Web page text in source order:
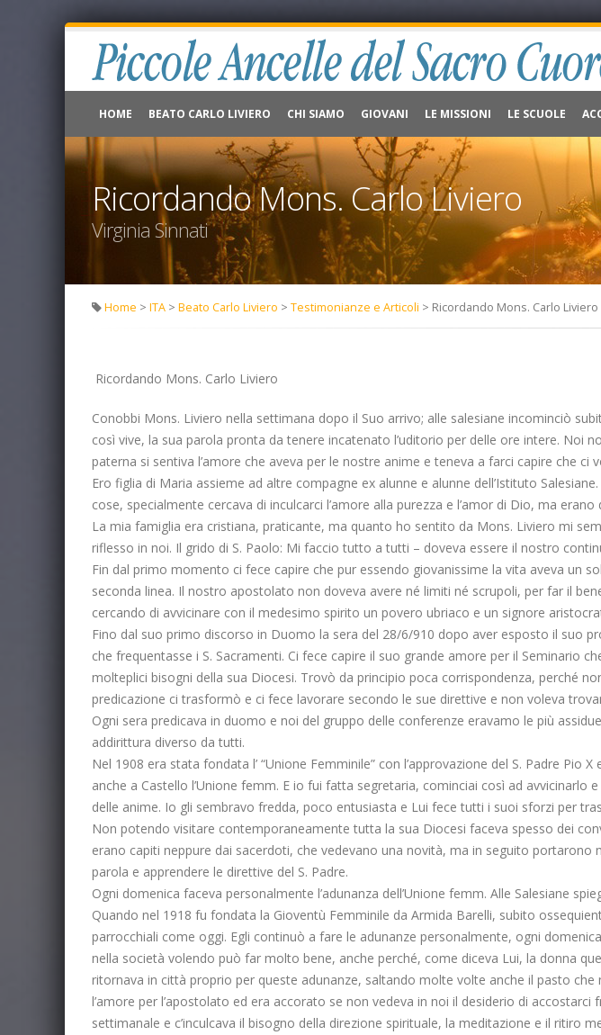
HOME BEATO CARLO LIVIERO CHI SIAMO GIOVANI LE MISSIONI LE SCUOLE
Ricordando Mons. Carlo Liviero
Virginia Sinnati
Home > ITA > Beato Carlo Liviero > Testimonianze e Articoli > Ricordando Mons. Carlo Liviero
Ricordando Mons. Carlo Liviero
Conobbi Mons. Liviero nella settimana dopo il Suo arrivo; alle salesiane incominciò
così vive, la sua parola pronta da tenere incatenato l’uditorio per delle ore intere.
paterna si sentiva l’amore che aveva per le nostre anime e teneva a farci capire che ci
Ero figlia di Maria assieme ad altre compagne ex alunne e alunne dell’Istituto
cose, specialmente cercava di inculcarci l’amore alla purezza e l’amor di Dio, ma
La mia famiglia era cristiana, praticante, ma quanto ho sentito da Mons. Liviero mi
riflesso in noi. Il grido di S. Paolo: Mi faccio tutto a tutti – doveva essere il nostro
Fin dal primo momento ci fece capire che pur essendo giovanissime la vita aveva un
seconda linea. Il nostro apostolato non doveva avere né limiti né scrupoli, per far il
cercando di avvicinare con il medesimo spirito un povero ubriaco e un signore
Fino dal suo primo discorso in Duomo la sera del 28/6/910 dopo aver esposto il suo
che frequentasse i S. Sacramenti. Ci fece capire il suo grande amore per il Seminario
molteplici bisogni della sua Diocesi. Trovò da principio poca corrispondenza, perché
predicazione ci trasformò e ci fece lavorare secondo le sue direttive e non voleva
Ogni sera predicava in duomo e noi del gruppo delle conferenze eravamo le più
addirittura diverso da tutti.
Nel 1908 era stata fondata l’ “Unione Femminile” con l’approvazione del S. Padre
anche a Castello l’Unione femm. E io fui fatta segretaria, cominciai così ad
delle anime. Io gli sembravo fredda, poco entusiasta e Lui fece tutti i suoi sforzi per
Non potendo visitare contemporaneamente tutta la sua Diocesi faceva spesso dei
erano capiti neppure dai sacerdoti, che vedevano una novità, ma in seguito
parola e apprendere le direttive del S. Padre.
Ogni domenica faceva personalmente l’adunanza dell’Unione femm. Alle Salesiane
Quando nel 1918 fu fondata la Gioventù Femminile da Armida Barelli, subito
parrocchiali come oggi. Egli continuò a fare le adunanze personalmente, ogni
nella società volendo può far molto bene, anche perché, come diceva Lui, la donna
ritornava in città proprio per queste adunanze, saltando molte volte anche il pasto
l’amore per l’apostolato ed era accorato se non vedeva in noi il desiderio di
settimanale e c’inculcava il bisogno della direzione spirituale, la meditazione e il ritiro